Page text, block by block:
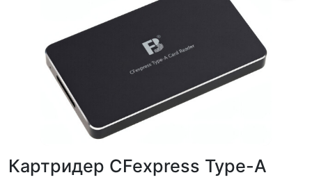
Картридер CFexpress Type-A